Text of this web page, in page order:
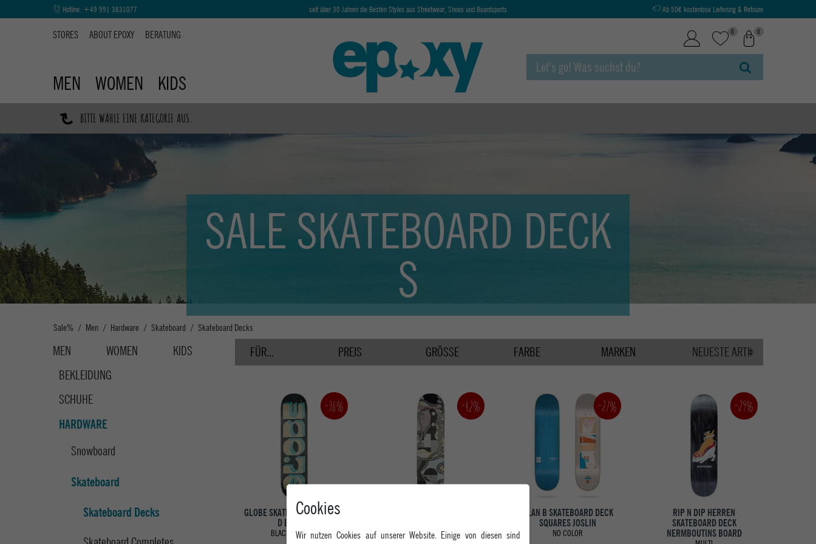
Hotline: +49 991 3831077 seit über 30 Jahren die Besten Styles aus Streetwear, Shoes und Boardsports Ab 50€ kostenlose Lieferung & Retoure
STORES ABOUT EPOXY BERATUNG
MEN WOMEN KIDS
0 0
↷ BITTE WÄHLE EINE KATEGORIE AUS.
SALE SKATEBOARD DECK
S
Sale% Men Hardware Skateboard Skateboard Decks
MEN WOMEN
KIDS
BEKLEIDUNG
SCHUHE
HARDWARE
Snowboard
Skateboard
Skateboard Decks
FÜR... PREIS GRÖSSE FARBE MARKEN
-36%
GLOBE SKATEBOARD DECK G1
D BLOCKS
BLACK / YELLOW
-42%
OZAR
-27%
PLAN B SKATEBOARD DECK
SQUARES JOSLIN
NO COLOR
-29%
RIP N DIP HERREN
SKATEBOARD DECK
NERMBOUTINS BOARD
Cookies
Wir nutzen Cookies auf unserer Website. Einige von diesen sind